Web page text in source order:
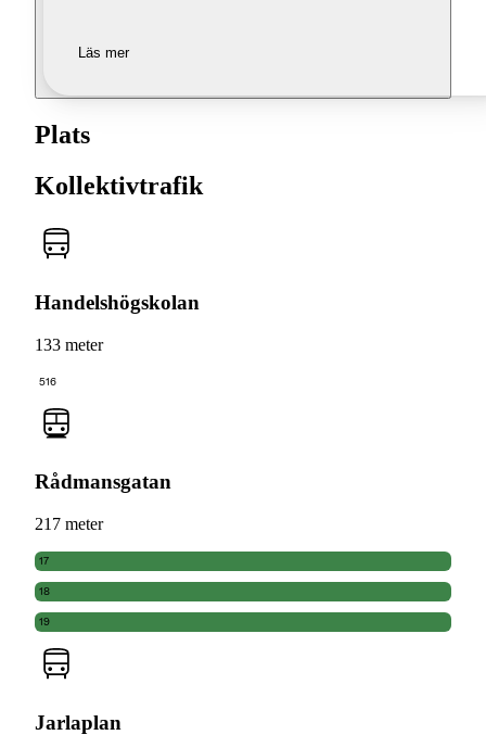
Läs mer
Plats
Kollektivtrafik
Handelshögskolan
133 meter
516
Rådmansgatan
217 meter
17
18
19
Jarlaplan